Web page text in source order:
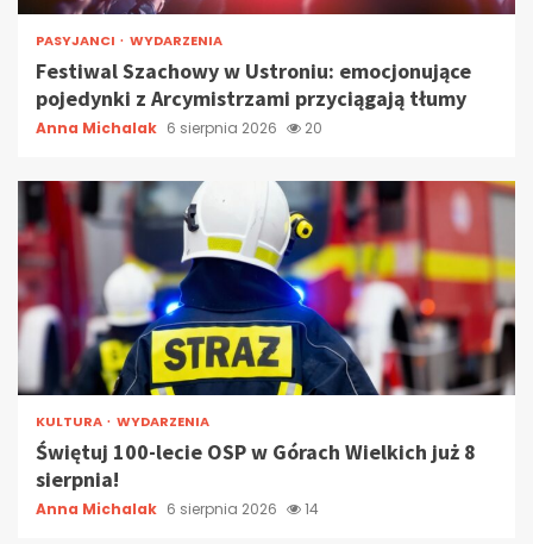
PASYJANCI WYDARZENIA
Festiwal Szachowy w Ustroniu: emocjonujące
pojedynki z Arcymistrzami przyciągają tłumy
Anna Michalak 6 sierpnia 2026 20
KULTURA WYDARZENIA
Świętuj 100-lecie OSP w Górach Wielkich już 8
sierpnia!
Anna Michalak 6 sierpnia 2026 14